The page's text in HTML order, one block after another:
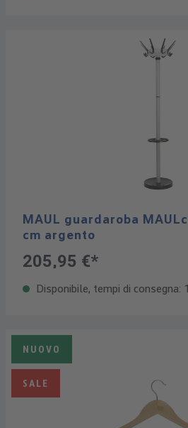
MAUL guardaroba
cm argento
205,95 €*
Disponibile, tempi di consegna:
NUOVO
SALE